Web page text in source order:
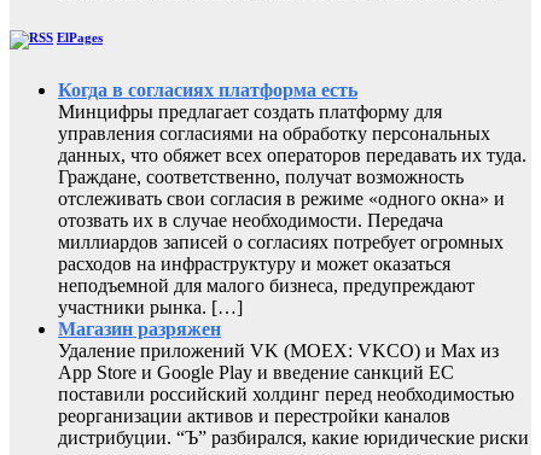
ElPages
Когда в согласиях платформа есть
Минцифры предлагает создать платформу для
управления согласиями на обработку персональных
данных, что обяжет всех операторов передавать их туда.
Граждане, соответственно, получат возможность
отслеживать свои согласия в режиме «одного окна» и
отозвать их в случае необходимости. Передача
миллиардов записей о согласиях потребует огромных
расходов на инфраструктуру и может оказаться
неподъемной для малого бизнеса, предупреждают
участники рынка. […]
Магазин разряжен
Удаление приложений VK (MOEX: VKCO) и Max из
App Store и Google Play и введение санкций ЕС
поставили российский холдинг перед необходимостью
реорганизации активов и перестройки каналов
дистрибуции. “Ъ” разбирался, какие юридические риски